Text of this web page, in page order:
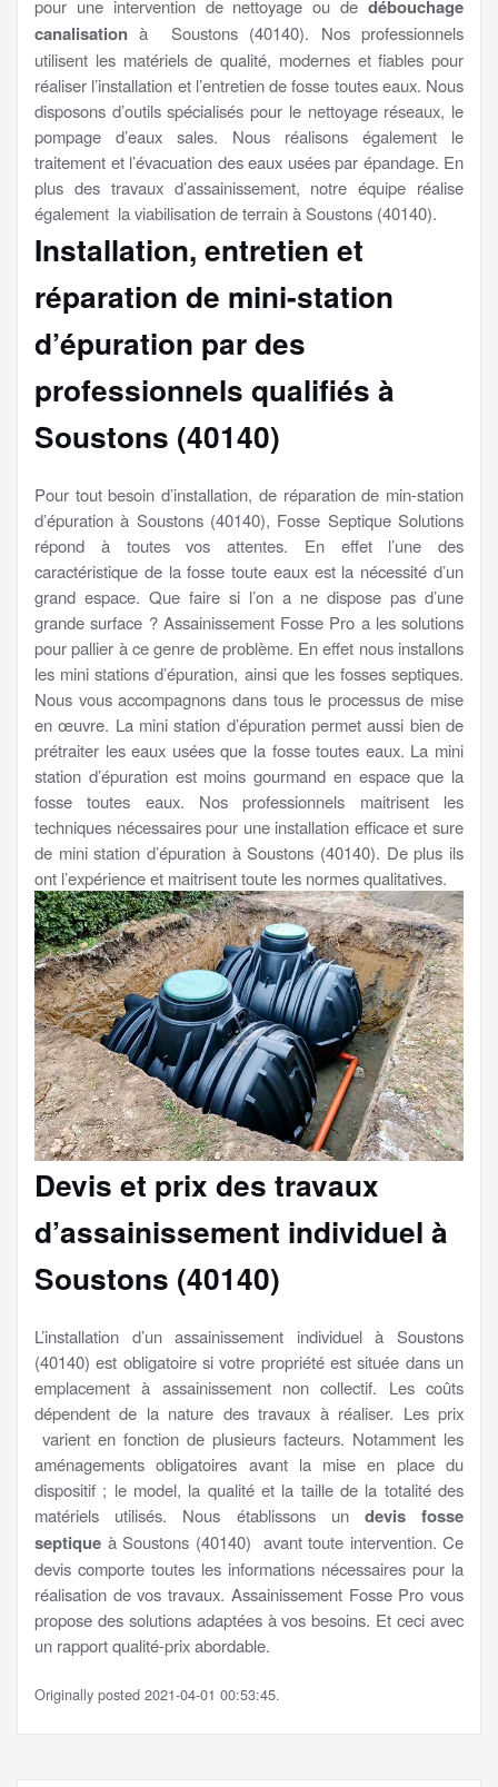
pour une intervention de nettoyage ou de débouchage
canalisation à Soustons (40140). Nos professionnels
utilisent les matériels de qualité, modernes et fiables pour
réaliser l’installation et l’entretien de fosse toutes eaux. Nous
disposons d’outils spécialisés pour le nettoyage réseaux, le
pompage d’eaux sales. Nous réalisons également le
traitement et l’évacuation des eaux usées par épandage. En
plus des travaux d’assainissement, notre équipe réalise
également la viabilisation de terrain à Soustons (40140).
Installation, entretien et
réparation de mini-station
d’épuration par des
professionnels qualifiés à
Soustons (40140)
Pour tout besoin d’installation, de réparation de min-station
d’épuration à Soustons (40140), Fosse Septique Solutions
répond à toutes vos attentes. En effet l’une des
caractéristique de la fosse toute eaux est la nécessité d’un
grand espace. Que faire si l’on a ne dispose pas d’une
grande surface ? Assainissement Fosse Pro a les solutions
pour pallier à ce genre de problème. En effet nous installons
les mini stations d’épuration, ainsi que les fosses septiques.
Nous vous accompagnons dans tous le processus de mise
en œuvre. La mini station d’épuration permet aussi bien de
prétraiter les eaux usées que la fosse toutes eaux. La mini
station d’épuration est moins gourmand en espace que la
fosse toutes eaux. Nos professionnels maitrisent les
techniques nécessaires pour une installation efficace et sure
de mini station d’épuration à Soustons (40140). De plus ils
ont l’expérience et maitrisent toute les normes qualitatives.
Devis et prix des travaux
d’assainissement individuel à
Soustons (40140)
L’installation d’un assainissement individuel à Soustons
(40140) est obligatoire si votre propriété est située dans un
emplacement à assainissement non collectif. Les coûts
dépendent de la nature des travaux à réaliser. Les prix
varient en fonction de plusieurs facteurs. Notamment les
aménagements obligatoires avant la mise en place du
dispositif ; le model, la qualité et la taille de la totalité des
matériels utilisés. Nous établissons un devis fosse
septique à Soustons (40140) avant toute intervention. Ce
devis comporte toutes les informations nécessaires pour la
réalisation de vos travaux. Assainissement Fosse Pro vous
propose des solutions adaptées à vos besoins. Et ceci avec
un rapport qualité-prix abordable.
Originally posted 2021-04-01 00:53:45.